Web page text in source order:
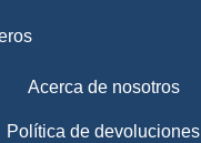
Acerca de nosotros
Política de devoluciones